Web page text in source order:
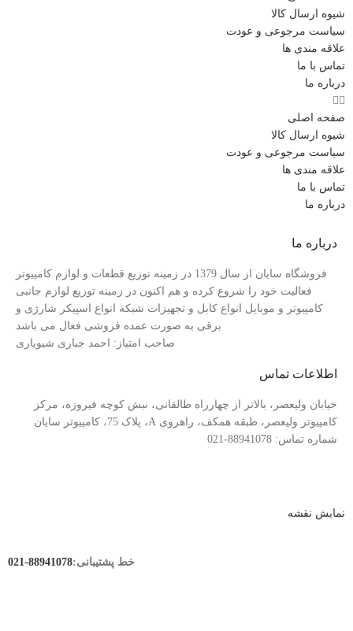
شیوه ارسال کالا
سیاست مرجوعی و عودت
علاقه مندی ها
تماس با ما
درباره ما
صفحه اصلی
شیوه ارسال کالا
سیاست مرجوعی و عودت
علاقه مندی ها
تماس با ما
درباره ما
درباره ما
فروشگاه سایان از سال 1379 در زمینه توزیع قطعات و لوازم کامپیوتر
فعالیت خود را شروع کرده و هم اکنون در زمینه توزیع لوازم جانبی
کامپیوتر و موبایل انواع کابل و تجهیزات شبکه انواع اسپیکر شارژی و
برقی به صورت عمده فروشی فعال می باشد
صاحب امتیاز: احمد جباری شیویاری
اطلاعات تماس
خیابان ولیعصر، بالاتر از چهارراه طالقانی، نبش کوچه فیروزه، مرکز
کامپیوتر ولیعصر، طبقه همکف، راهروی A، پلاک 75، کامپیوتر سایان
شماره تماس: 88941078-021
نمایش نقشه
خط پشتیبانی:88941078-021